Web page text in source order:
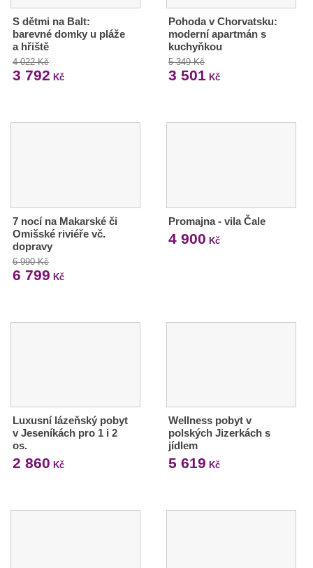
S dětmi na Balt:
barevné domky u pláže
a hřiště
4 022 Kč
3 792 Kč
Pohoda v Chorvatsku:
moderní apartmán s
kuchyňkou
5 349 Kč
3 501 Kč
7 nocí na Makarské či
Omišské riviéře vč.
dopravy
6 990 Kč
6 799 Kč
Promajna - vila Čale
4 900 Kč
Luxusní lázeňský pobyt
v Jeseníkách pro 1 i 2
os.
2 860 Kč
Wellness pobyt v
polských Jizerkách s
jídlem
5 619 Kč